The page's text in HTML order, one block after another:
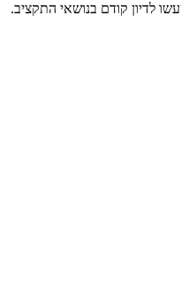
לדיון קודם בנושאי התקציב.